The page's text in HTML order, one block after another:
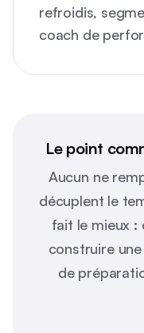
refroidis,
coach de
Le point
Aucun ne
décuplent le
fait le mieux :
construire
de